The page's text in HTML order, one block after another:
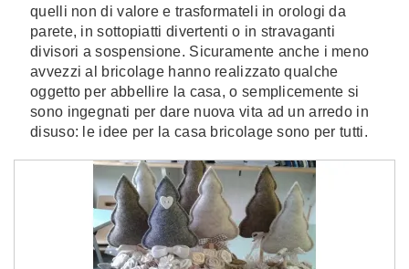
quelli non di valore e trasformateli in orologi da
parete, in sottopiatti divertenti o in stravaganti
divisori a sospensione. Sicuramente anche i meno
avvezzi al bricolage hanno realizzato qualche
oggetto per abbellire la casa, o semplicemente si
sono ingegnati per dare nuova vita ad un arredo in
disuso: le idee per la casa bricolage sono per tutti.